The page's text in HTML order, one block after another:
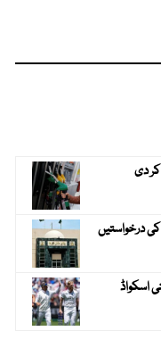
دی
درخواستیں
سیریز ، انگلینڈ کا 16 رکنی اسکواڈ